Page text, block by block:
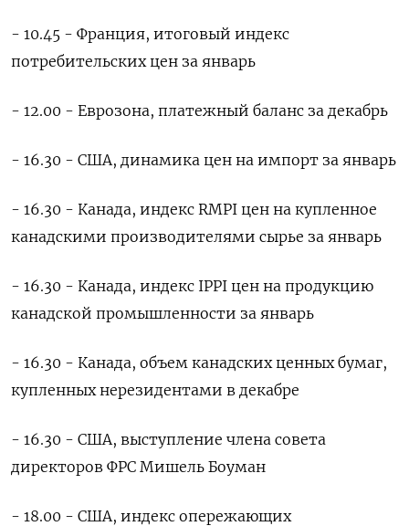
- 10.45 - Франция, итоговый индекс
потребительских цен за январь
- 12.00 - Еврозона, платежный баланс за декабрь
- 16.30 - США, динамика цен на импорт за январь
- 16.30 - Канада, индекс RMPI цен на купленное
канадскими производителями сырье за январь
- 16.30 - Канада, индекс IPPI цен на продукцию
канадской промышленности за январь
- 16.30 - Канада, объем канадских ценных бумаг,
купленных нерезидентами в декабре
- 16.30 - США, выступление члена совета
директоров ФРС Мишель Боуман
- 18.00 - США, индекс опережающих